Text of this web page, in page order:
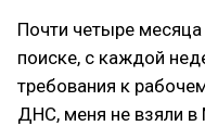
Почти четыре
поиске, с каждой
требования к
ДНС, меня не взяли в